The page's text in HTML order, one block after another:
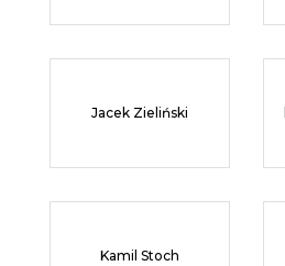
Jacek Zieliński
Kamil Stoch